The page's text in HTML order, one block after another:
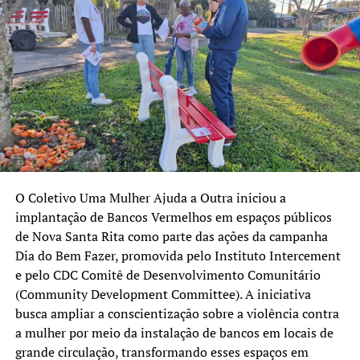
bolsa será fornecida com base em apenas um curso.
Os estudantes interessados precisam se cadastrar
enviando e-mail para bolsacanoasdpe@gmail.com ou
ligando para os telefones (51) 3210-9495 e (51) 3210-
9355, até o dia 22 de março.
Em ambos os casos – recebimento de cestas básicas ou de
bolsas permanência – a comprovação dos requisitos
exigidos deve ser feita com a apresentação da
documentação estabelecida nos respectivos editais.
Para o pagamento das cestas básicas, serão destinados R$
617.750,00 e, para as bolsas, R$ 1.147.250,00, ambos
corrigidos anualmente pelo Índice Nacional de Preços ao
Consumidor Amplo (IPCA).
Confira os editais completos aqui(cestas básicas)
aqui
(bolsas permanência).
O Coletivo Uma Mulher Ajuda a Outra iniciou a
implantação de Bancos Vermelhos em espaços públicos
de Nova Santa Rita como parte das ações da campanha
Dia do Bem Fazer, promovida pelo Instituto Intercement
e pelo CDC Comitê de Desenvolvimento Comunitário
(Community Development Committee). A iniciativa
busca ampliar a conscientização sobre a violência contra
a mulher por meio da instalação de bancos em locais de
grande circulação, transformando esses espaços em